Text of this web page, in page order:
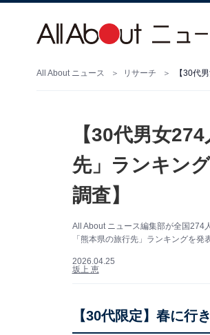
All About ニュース リサーチ
【30代男女
先」ランキン
調査】
All About ニュース編集部が全国274
「熊本県の旅行先」ランキングを
2026.04.25
坂上 恵
【30代限定】春に行